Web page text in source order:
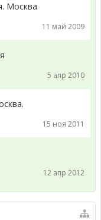
Москва
11 май 2009
5 апр 2010
15 ноя 2011
12 апр 2012